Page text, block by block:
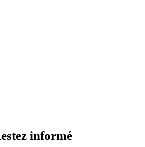
informé